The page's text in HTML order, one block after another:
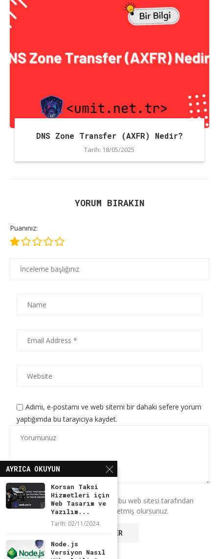
DNS Zone Transfer (AXFR) Nedir?
Tarih: 18/05/2025
YORUM BIRAKIN
Puanınız:
Adımı, e-postamı ve web sitemi bir dahaki sefere yorum
yaptığımda bu tarayıcıya kaydet.
* Bu formu kullanarak verilerinizin bu web sitesi tarafından
saklanmasını ve işlenmesini kabul etmiş olursunuz.
AYRICA OKUYUN
Korsan Taksi
Hizmetleri için
Web Tasarım ve
Yazılım...
Tarih: 02/11/2024
Node.js
Versiyon Nasıl